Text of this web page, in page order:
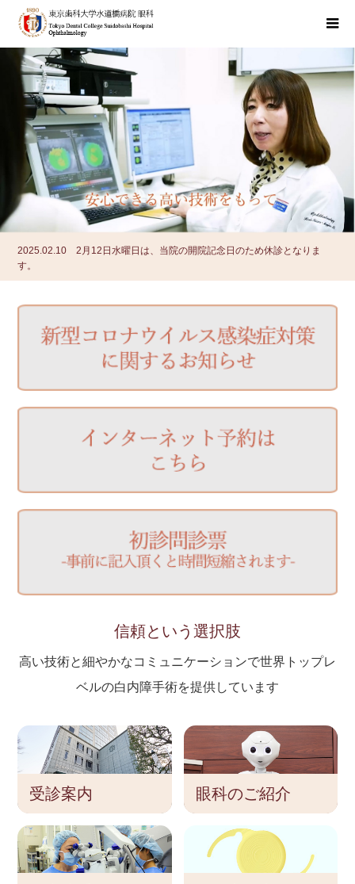
2025.02.10
2月12日水曜日は、当院の開院記念日のため休診となりま
す。
2025.01.06 電子カルテ完全導入について
2026.07.24
「Best Doctors 」今年も ビッセン宮島弘子 先生が選出されま
信頼という選択肢
高い技術と細やかなコミュニケーションで世界トップレ
ベルの白内障手術を提供しています
受診案内 眼科のご紹介